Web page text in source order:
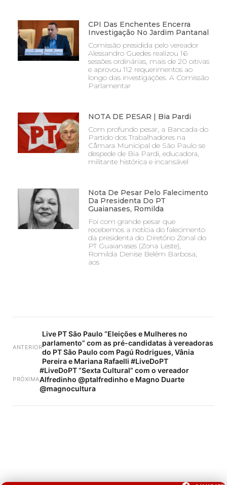
CPI Das Enchentes Encerra
Investigação No Jardim Pantanal
Comissão presidida pelo vereador
Alessandro Guedes realizou 16
sessões ordinárias, mais de 20 oitivas
e aprovou 112 requerimentos ao
longo das investigações. A Comissão
Parlamentar
NOTA DE PESAR | Bia Pardi
Com profundo pesar, a Bancada do
Partido dos Trabalhadores na
Câmara Municipal de São Paulo se
despede de Bia Pardi, educadora,
militante histórica e incansável
Nota De Pesar Pelo Falecimento
Da Presidenta Do PT
Guaianases, Romilda
Foi com grande pesar que
recebemos a notícia do falecimento
da presidenta do Diretório Zonal do
PT Guaianases (Zona Leste),
Romilda Denise Belém Barbosa,
aos
ANTERIOR
Live PT São Paulo “Eleições e Mulheres no
parlamento” com as pré-candidatas à vereadoras
do PT São Paulo com Pagú Rodrigues, Vânia
Pereira e Mariana Rafaelli #LiveDoPT
PRÓXIMA
#LiveDoPT “Sexta Cultural” com o vereador
Alfredinho @ptalfredinho e Magno Duarte
@magnocultura